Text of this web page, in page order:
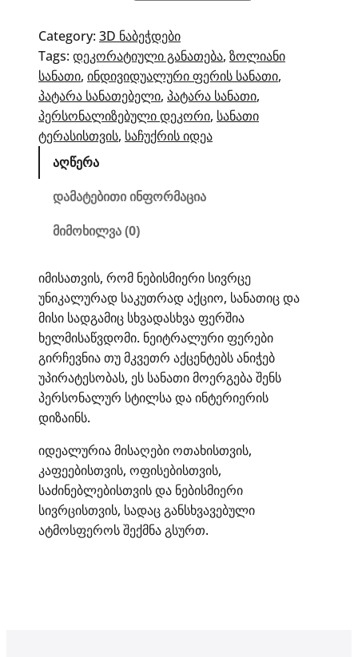
–
ნიჟარა
Category: 3D ნაბეჭდები
Tags: დეკორატიული განათება, ზოლიანი
სანათი, ინდივიდუალური ფერის სანათი
პატარა სანათებელი, პატარა სანათი
პერსონალიზებული დეკორი, სანათი
ტერასისთვის, საჩუქრის იდეა
აღწერა
დამატებითი ინფორმაცია
მიმოხილვა (0)
იმისათვის, რომ ნებისმიერი სივრცე
უნიკალურად საკუთრად აქციო, სანათიც და
მისი სადგამიც სხვადასხვა ფერშია
ხელმისაწვდომი. ნეიტრალური ფერები
გირჩევნია თუ მკვეთრ აქცენტებს ანიჭებ
უპირატესობას, ეს სანათი მოერგება შენს
პერსონალურ სტილსა და ინტერიერის
დიზაინს.
იდეალურია მისაღები ოთახისთვის,
კაფეებისთვის, ოფისებისთვის,
საძინებლებისთვის და ნებისმიერი
სივრცისთვის, სადაც განსხვავებული
ატმოსფეროს შექმნა გსურთ.